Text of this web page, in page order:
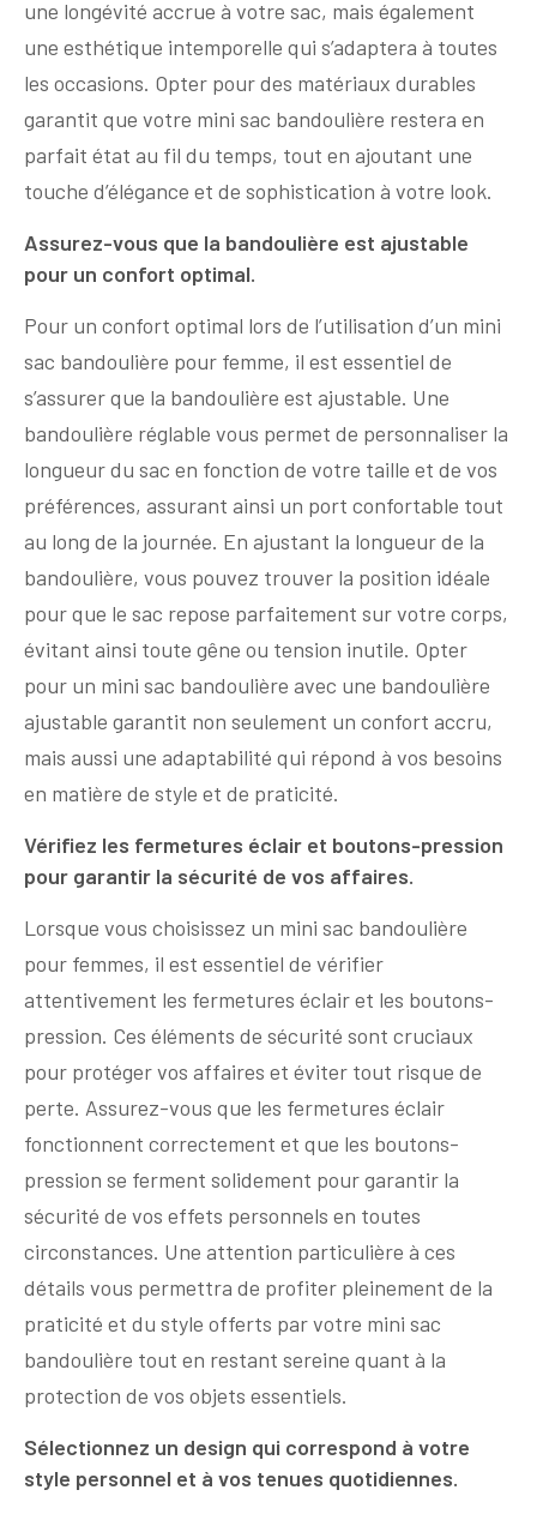
une longévité accrue à votre sac, mais également
une esthétique intemporelle qui s’adaptera à toutes
les occasions. Opter pour des matériaux durables
garantit que votre mini sac bandoulière restera en
parfait état au fil du temps, tout en ajoutant une
touche d’élégance et de sophistication à votre look.
Assurez-vous que la bandoulière est ajustable
pour un confort optimal.
Pour un confort optimal lors de l’utilisation d’un mini
sac bandoulière pour femme, il est essentiel de
s’assurer que la bandoulière est ajustable. Une
bandoulière réglable vous permet de personnaliser la
longueur du sac en fonction de votre taille et de vos
préférences, assurant ainsi un port confortable tout
au long de la journée. En ajustant la longueur de la
bandoulière, vous pouvez trouver la position idéale
pour que le sac repose parfaitement sur votre corps,
évitant ainsi toute gêne ou tension inutile. Opter
pour un mini sac bandoulière avec une bandoulière
ajustable garantit non seulement un confort accru,
mais aussi une adaptabilité qui répond à vos besoins
en matière de style et de praticité.
Vérifiez les fermetures éclair et boutons-pression
pour garantir la sécurité de vos affaires.
Lorsque vous choisissez un mini sac bandoulière
pour femmes, il est essentiel de vérifier
attentivement les fermetures éclair et les boutons-
pression. Ces éléments de sécurité sont cruciaux
pour protéger vos affaires et éviter tout risque de
perte. Assurez-vous que les fermetures éclair
fonctionnent correctement et que les boutons-
pression se ferment solidement pour garantir la
sécurité de vos effets personnels en toutes
circonstances. Une attention particulière à ces
détails vous permettra de profiter pleinement de la
praticité et du style offerts par votre mini sac
bandoulière tout en restant sereine quant à la
protection de vos objets essentiels.
Sélectionnez un design qui correspond à votre
style personnel et à vos tenues quotidiennes.